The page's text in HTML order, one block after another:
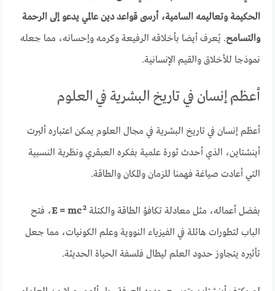
الحكيمة وتعاليمه السامية، أرسى قواعد دين عالمي يدعو إلى الرحمة
والتسامح. يُعرف أيضا بأخلاقه الرفيعة وكرمه وإحسانه، مما جعله
نموذجا للأخلاق والقيم الإنسانية.
أعظم إنسان في تاريخ البشرية في العلوم
أعظم إنسان في تاريخ البشرية في مجال العلوم يمكن اعتباره ألبرت
أينشتاين، الذي أحدث ثورة علمية بفكره العبقري ونظرية النسبية
التي أعادت صياغة فهمنا للزمان والمكان والطاقة.
بفضل أعماله، مثل معادلة تكافؤ الطاقة والكتلة E = mc2
، فتح
الباب لتطورات هائلة في الفيزياء النووية وعلم الكونيات، مما جعل
تأثيره يتجاوز حدود العلم ليطال فلسفة الحياة الحديثة.